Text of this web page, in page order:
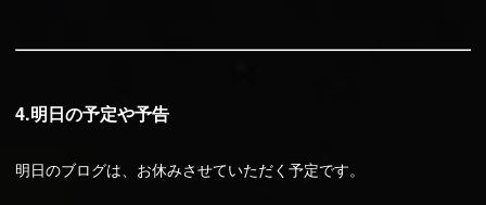
4.明日の予定や予告
明日のブログは、お休みさせていただく予定です。